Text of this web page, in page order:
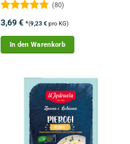
Bewertet
mit 4.74
von 5
(80)
3,69€ *(9,23€pro KG)
In den Warenkorb